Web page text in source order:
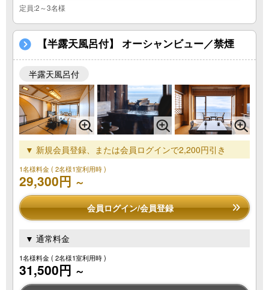
定員:2～3名様
【半露天風呂付】 オーシャンビュー／禁煙
半露天風呂付
▼ 新規会員登録、または会員ログインで2,200円引き
1名様料金( 2名様1室利用時 )
29,300円 ～
会員ログイン/会員登録
▼ 通常料金
1名様料金( 2名様1室利用時 )
31,500円 ～